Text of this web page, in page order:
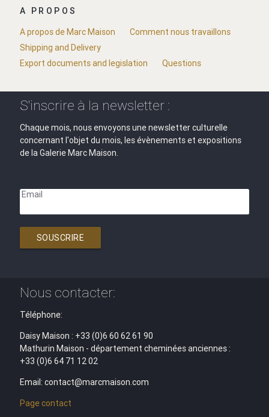
A PROPOS
A propos de Marc Maison
Comment nous travaillons
Shipping and Delivery
Export documents and legislation
Questions
S'inscrire à la newsletter :
Chaque mois, nous envoyons une newsletter culturelle
concernant l'objet du mois, les évènements et expositions
de la Galerie Marc Maison.
Email
SOUSCRIRE
Nous contacter:
Téléphone:
Daisy Maison : +33 (0)6 60 62 61 90
Mathurin Maison - département cheminées anciennes :
+33 (0)6 64 71 12 02
Email: contact@marcmaison.com
Page contact